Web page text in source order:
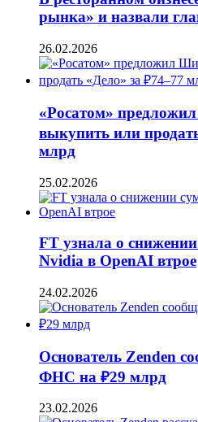
рынка» и назвали
26.02.2026
«Росатом»
выкупить или
млрд
25.02.2026
FT узнала о
Nvidia в OpenAI втрое
24.02.2026
Основатель Zenden
ФНС на ₽29 млрд
23.02.2026